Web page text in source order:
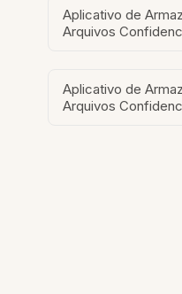
Aplicativo de
Arquivos
Aplicativo de
Arquivos